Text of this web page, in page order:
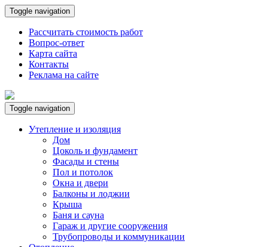
Toggle navigation
Рассчитать стоимость работ
Вопрос-ответ
Карта сайта
Контакты
Реклама на сайте
Toggle navigation
Утепление и изоляция
Дом
Цоколь и фундамент
Фасады и стены
Пол и потолок
Окна и двери
Балконы и лоджии
Крыша
Баня и сауна
Гараж и другие сооружения
Трубопроводы и коммуникации